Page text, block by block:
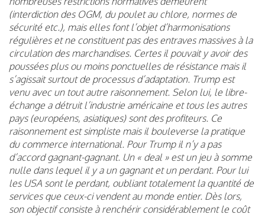
(interdiction des OGM, du poulet au chlore, normes de
sécurité etc.), mais elles font l’objet d’harmonisations
régulières et ne constituent pas des entraves massives à la
circulation des marchandises. Certes il pouvait y avoir des
poussées plus ou moins ponctuelles de résistance mais il
s’agissait surtout de processus d’adaptation. Trump est
venu avec un tout autre raisonnement. Selon lui, le libre-
échange a détruit l’industrie américaine et tous les autres
pays (européens, asiatiques) sont des profiteurs. Ce
raisonnement est simpliste mais il bouleverse la pratique
du commerce international. Pour Trump il n’y a pas
d’accord gagnant-gagnant. Un « deal » est un jeu à somme
nulle dans lequel il y a un gagnant et un perdant. Pour lui
les USA sont le perdant, oubliant totalement la quantité de
services que ceux-ci vendent au monde entier. Dès lors,
son objectif consiste à renchérir considérablement le coût